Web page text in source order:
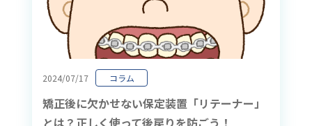
2024/07/17 コラム
矯正後に欠かせない保定装置「リテーナー」
とは？正しく使って後戻りを防ごう！